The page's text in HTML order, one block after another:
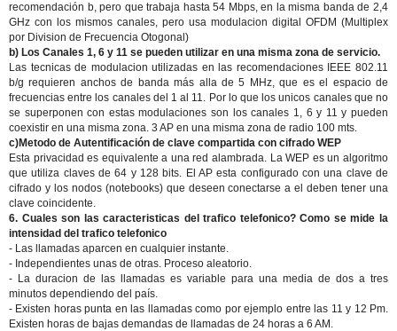
recomendación b, pero que trabaja hasta 54 Mbps, en la misma banda de 2,4
GHz con los mismos canales, pero usa modulacion digital OFDM (Multiplex
por Division de Frecuencia Otogonal)
b) Los Canales 1, 6 y 11 se pueden utilizar en una misma zona de servicio.
Las tecnicas de modulacion utilizadas en las recomendaciones IEEE 802.11
b/g requieren anchos de banda más alla de 5 MHz, que es el espacio de
frecuencias entre los canales del 1 al 11. Por lo que los unicos canales que no
se superponen con estas modulaciones son los canales 1, 6 y 11 y pueden
coexistir en una misma zona. 3 AP en una misma zona de radio 100 mts.
c)Metodo de Autentificación de clave compartida con cifrado WEP
Esta privacidad es equivalente a una red alambrada. La WEP es un algoritmo
que utiliza claves de 64 y 128 bits. El AP esta configurado con una clave de
cifrado y los nodos (notebooks) que deseen conectarse a el deben tener una
clave coincidente.
6. Cuales son las caracteristicas del trafico telefonico? Como se mide la
intensidad del trafico telefonico
- Las llamadas aparcen en cualquier instante.
- Independientes unas de otras. Proceso aleatorio.
- La duracion de las llamadas es variable para una media de dos a tres
minutos dependiendo del país.
- Existen horas punta en las llamadas como por ejemplo entre las 11 y 12 Pm.
Existen horas de bajas demandas de llamadas de 24 horas a 6 AM.